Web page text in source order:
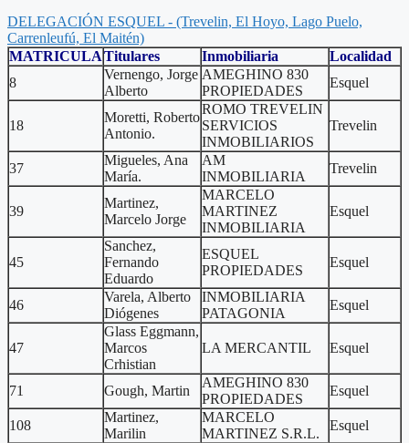
DELEGACIÓN ESQUEL - (Trevelin, El Hoyo, Lago Puelo,
Carrenleufú, El Maitén)
MATRICULATitulares Inmobiliaria
Localidad
8
Vernengo, Jorge
Alberto
AMEGHINO 830
PROPIEDADES
Esquel
18
Moretti, Roberto
Antonio.
ROMO TREVELIN
SERVICIOS
INMOBILIARIOS
Trevelin
37
Migueles, Ana
María.
AM
INMOBILIARIA
Trevelin
39
Martinez,
Marcelo Jorge
MARCELO
MARTINEZ
INMOBILIARIA
Esquel
45
Sanchez,
Fernando
Eduardo
ESQUEL
PROPIEDADES
Esquel
46
Varela, Alberto
Diógenes
INMOBILIARIA
PATAGONIA
Esquel
47
Glass Eggmann,
Marcos
Crhistian
LA MERCANTIL Esquel
71 Gough, Martin
AMEGHINO 830
PROPIEDADES
Esquel
108
Martinez,
Marilin
MARCELO
MARTINEZ S.R.L.
Esquel